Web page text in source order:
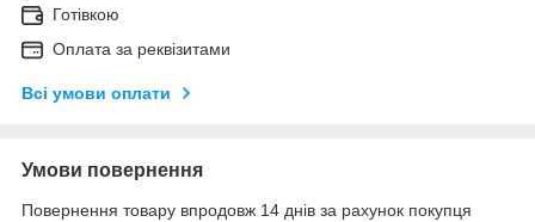
Готівкою
Оплата за реквізитами
Всі умови оплати
Умови повернення
Повернення товару впродовж 14 днів за рахунок покупця